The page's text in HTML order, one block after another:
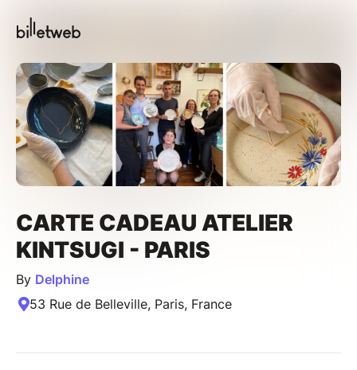
CARTE CADEAU ATELIER
KINTSUGI - PARIS
By Delphine
53 Rue de Belleville, Paris, France